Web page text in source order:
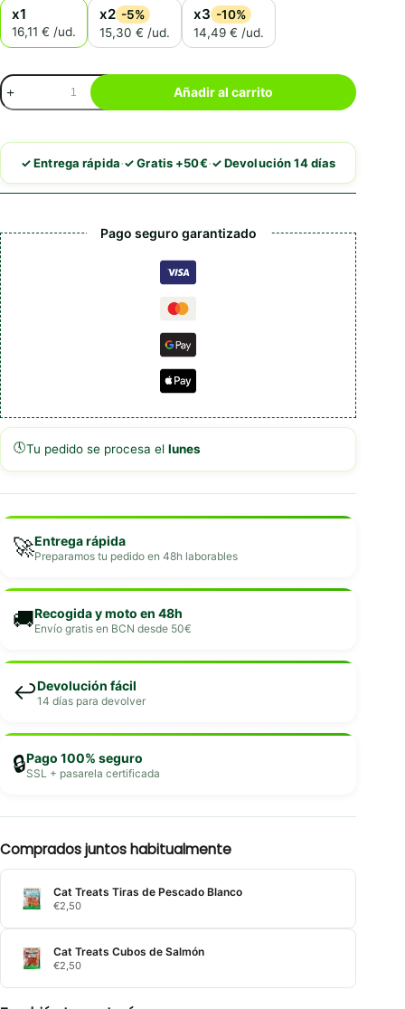
€17,90.
€16,11.
x1
16,11 € /ud.
x2 -5%
15,30 € /ud.
x3 -10%
14,49 € /ud.
Ownat
Wetline
Pollo
Langostinos
Gato
cantidad
Añadir al carrito
✓ Entrega rápida·✓ Gratis +50€·✓ Devolución 14 días
Pago seguro garantizado
🕔Tu pedido se procesa el lunes
🚀Entrega rápida
Preparamos tu pedido en 48h laborables
🚚Recogida y moto en 48h
Envío gratis en BCN desde 50€
↩️Devolución fácil
14 días para devolver
🔒Pago 100% seguro
SSL + pasarela certificada
Comprados juntos habitualmente
Cat Treats Tiras de Pescado Blanco
€2,50
Cat Treats Cubos de Salmón
€2,50